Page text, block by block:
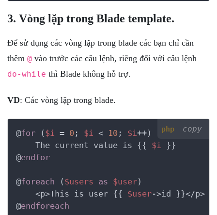
3. Vòng lặp trong Blade template.
Để sử dụng các vòng lặp trong blade các bạn chỉ cần
thêm @ vào trước các câu lệnh, riêng đối với câu lệnh
do-while thì Blade không hỗ trợ.
VD: Các vòng lặp trong blade.
php copy
@for ( $i = 0 ; $i < 10 ; $i ++)
    The current value is {{
$i
}}
@endfor
@foreach ( $users as $user)
    <p>This is user {{
$user->id }}</p>
@endforeach